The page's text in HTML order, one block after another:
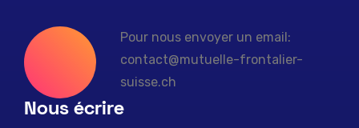
Pour nous envoyer un email:
contact@mutuelle-frontalier-
suisse.ch
Nous écrire